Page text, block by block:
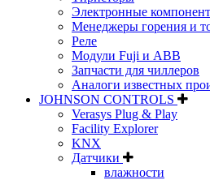
Электронные
Менеджеры горения и
Реле
Модули Fuji и ABB
Запчасти для чиллеров
Аналоги известных
JOHNSON CONTROLS
Verasys Plug & Play
Facility Explorer
KNX
Датчики
влажности